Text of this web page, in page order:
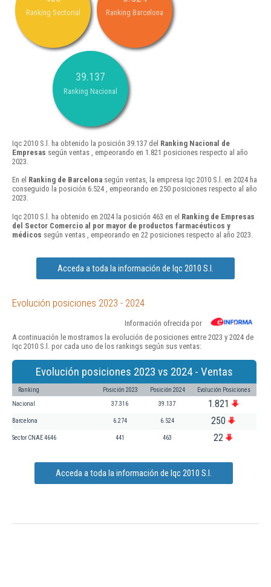
Ranking Sectorial Ranking Barcelona
39.137
Ranking Nacional
Iqc 2010 S.l. ha obtenido la posición 39.137 del Ranking Nacional de
Empresas según ventas , empeorando en 1.821 posiciones respecto al año
2023.
En el Ranking de Barcelona según ventas, la empresa Iqc 2010 S.l. en 2024 ha
conseguido la posición 6.524 , empeorando en 250 posiciones respecto al año
2023.
Iqc 2010 S.l. ha obtenido en 2024 la posición 463 en el Ranking de Empresas
del Sector Comercio al por mayor de productos farmacéuticos y
médicos según ventas , empeorando en 22 posiciones respecto al año 2023.
Acceda a toda la información de Iqc 2010 S.l.
Evolución posiciones 2023 - 2024
Información ofrecida por
A continuación le mostramos la evolución de posiciones entre 2023 y 2024 de
Iqc 2010 S.l. por cada uno de los rankings según sus ventas:
Evolución posiciones 2023 vs 2024 - Ventas
Ranking Posición 2023 Posición 2024 Evolución Posiciones
Nacional 37.316 39.137 1.821
Barcelona 6.274 6.524 250
Sector CNAE 4646 441 463 22
Acceda a toda la información de Iqc 2010 S.l.